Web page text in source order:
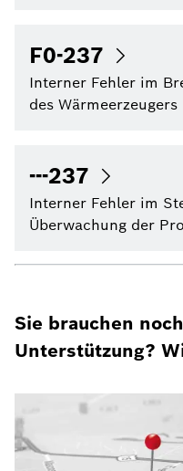
F0-237
Interner Fehler im
des Wärmeerzeugers
---237
Interner Fehler im
Überwachung der
Sie brauchen
Unterstützung?